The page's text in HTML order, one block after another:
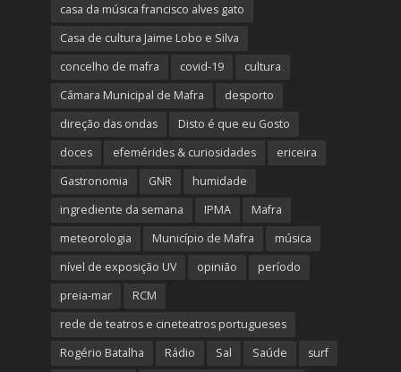
casa da música francisco alves gato
Casa de cultura Jaime Lobo e Silva
concelho de mafra
covid-19
cultura
Câmara Municipal de Mafra
desporto
direção das ondas
Disto é que eu Gosto
doces
efemérides & curiosidades
ericeira
Gastronomia
GNR
humidade
ingrediente da semana
IPMA
Mafra
meteorologia
Município de Mafra
música
nível de exposição UV
opinião
período
preia-mar
RCM
rede de teatros e cineteatros portugueses
Rogério Batalha
Rádio Sal Saúde surf